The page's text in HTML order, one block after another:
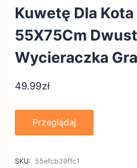
Kuwetę Dla Kota
55X75Cm
Wycieraczka
49.99zł
Przeglądaj
SKU: 55efcb39ffc1